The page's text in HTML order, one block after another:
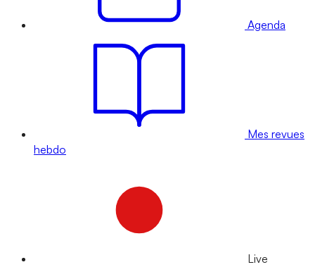
Agenda
Mes revues
hebdo
Live